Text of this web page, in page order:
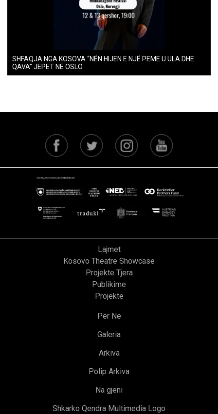
SHFAQJA NGA KOSOVA “NËN HIJEN E NJË PEME U ULA DHE
QAVA” JEPET NË OSLO
Lajmet
Kosovo Theatre Showcase
Projekte Tjera
Publikime
Projekte
Për Ne
Galeria
Arkiva
Polip Arkiva
Na gjeni
Shkarko Qendra Multimedia Logo